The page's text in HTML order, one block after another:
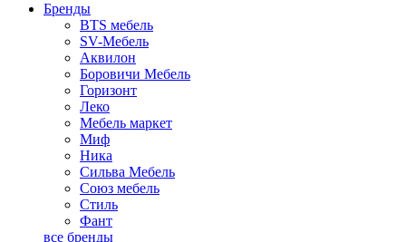
Бренды
BTS мебель
SV-Мебель
Аквилон
Боровичи Мебель
Горизонт
Леко
Мебель маркет
Миф
Ника
Сильва Мебель
Союз мебель
Стиль
Фант
все бренды